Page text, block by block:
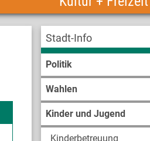
Stadt-Info
Politik
Wahlen
Kinder und Jugend
Kinderbetreuung